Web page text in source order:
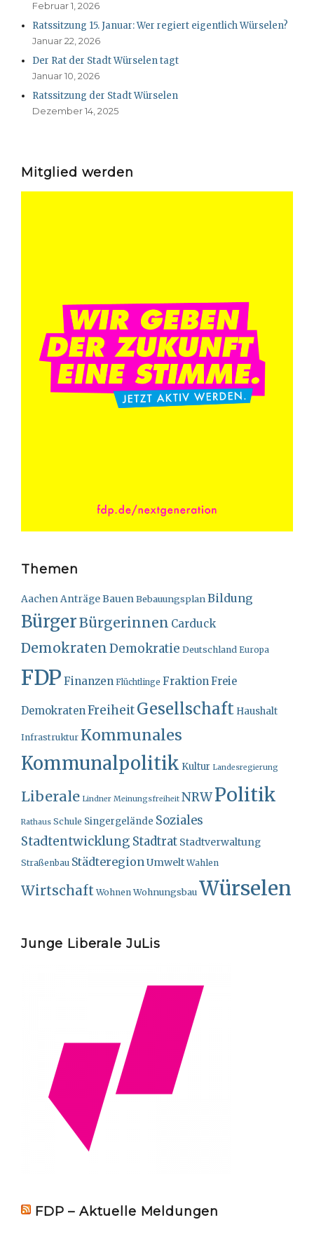
Februar 1, 2026
Ratssitzung 15. Januar: Wer regiert eigentlich Würselen?
Januar 22, 2026
Der Rat der Stadt Würselen tagt
Januar 10, 2026
Ratssitzung der Stadt Würselen
Dezember 14, 2025
Mitglied werden
Themen
AachenAnträgeBauenBebauungsplanBildung
BürgerBürgerinnen Carduck
DemokratenDemokratie Deutschland Europa
FDP Finanzen Flüchtlinge FraktionFreie
DemokratenFreiheitGesellschaft Haushalt
Infrastruktur Kommunales
Kommunalpolitik Kultur Landesregierung
Liberale Lindner Meinungsfreiheit NRWPolitik
Rathaus Schule Singergelände Soziales
Stadtentwicklung Stadtrat Stadtverwaltung
Straßenbau StädteregionUmwelt Wahlen
Wirtschaft Wohnen WohnungsbauWürselen
Junge Liberale JuLis
FDP – Aktuelle Meldungen